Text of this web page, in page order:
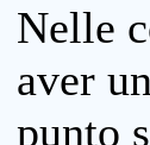
Nelle
aver
punto